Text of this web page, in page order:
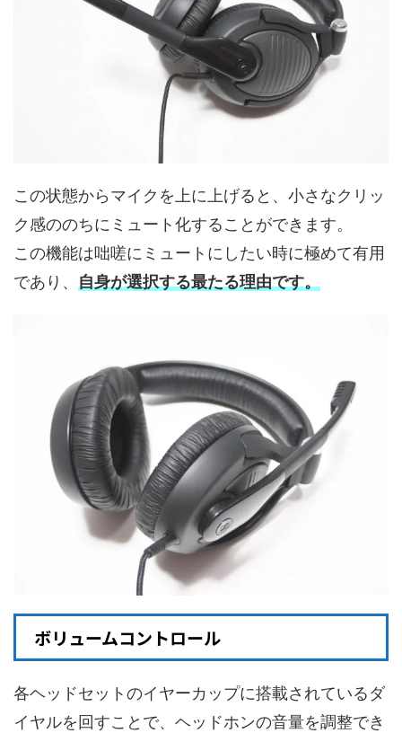
この状態からマイクを上に上げると、小さなクリッ
ク感ののちにミュート化することができます。
この機能は咄嗟にミュートにしたい時に極めて有用
であり、 自身が選択する最たる理由です。
ボリュームコントロール
各ヘッドセットのイヤーカップに搭載されているダ
イヤルを回すことで、ヘッドホンの音量を調整でき